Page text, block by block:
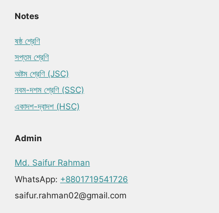
Notes
ষষ্ঠ শ্রেণি
সপ্তম শ্রেণি
অষ্টম শ্রেণি (JSC)
নবম-দশম শ্রেণি (SSC)
একাদশ-দ্বাদশ (HSC)
Admin
Md. Saifur Rahman
WhatsApp: +8801719541726
saifur.rahman02@gmail.com